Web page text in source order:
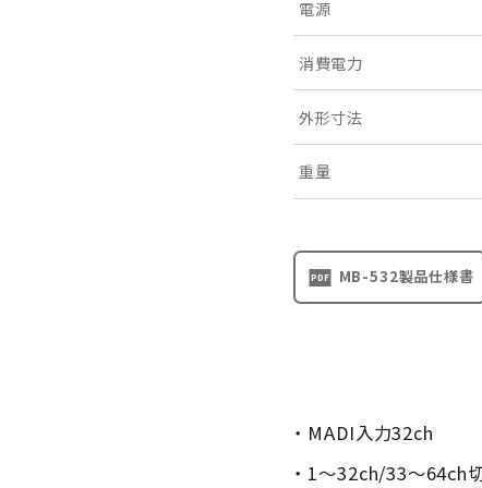
電源
消費電力
外形寸法
重量
MB-532製品仕様書
・ MADI入力32ch
・ 1〜32ch/33〜64ch